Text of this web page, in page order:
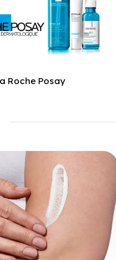
Roche Posay